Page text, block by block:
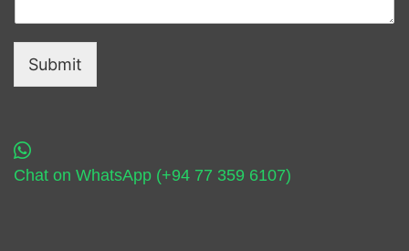
Submit
Chat on WhatsApp (+94 77 359 6107)